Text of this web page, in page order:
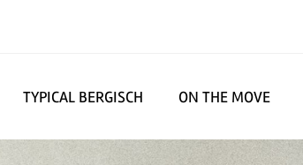
TYPICAL BERGISCH ON THE MOVE